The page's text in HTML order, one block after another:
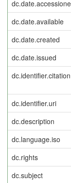
dc.date.available
dc.date.created
dc.date.issued
dc.identifier.citation
dc.identifier.uri
dc.description
dc.language.iso
dc.rights
dc.subject